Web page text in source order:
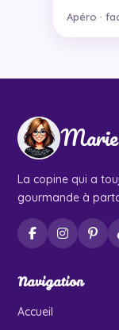
Apéro ·
La copine qui a
gourmande à
Navigation
Accueil